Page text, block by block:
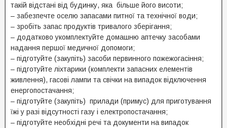
такій відстані від будинку, яка більше його висоти;
– забезпечте оселю запасами питної та технічної води;
– зробіть запас продуктів тривалого зберігання;
– додатково укомплектуйте домашню аптечку засобами
надання першої медичної допомоги;
– підготуйте (закупіть) засоби первинного пожежогасіння;
– підготуйте ліхтарики (комплекти запасних елементів
живлення), гасові лампи та свічки на випадок відключення
енергопостачання;
– підготуйте (закупіть) прилади (примус) для приготування
їжі у разі відсутності газу і електропостачання;
– підготуйте необхідні речі та документи на випадок